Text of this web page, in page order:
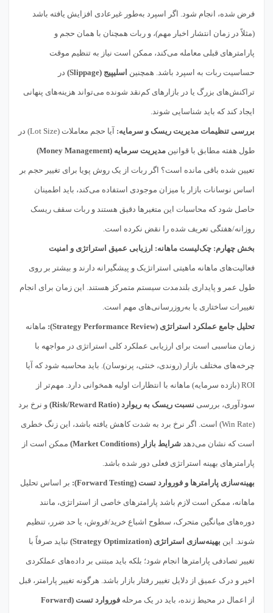
فرض شده، انجام شود. اگر اسپرد به‌طور غیرعادی افزایش یافته باشد
(مثلاً در زمان انتشار اخبار مهم)، و ربات همچنان با همان حجم و
پارامترهای قبلی معامله می‌کند، ممکن است نیاز به تنظیم موقت
حساسیت ربات به اسپرد باشد. همچنین اسلیپیج (Slippage) در
تراکنش‌های بزرگ یا در بازارهای کم‌نقد شونده می‌تواند هزینه‌های پنهانی
ایجاد کند که باید شناسایی شوند.
بررسی تنظیمات مدیریت ریسک و سرمایه: آیا حجم معاملات (Lot Size) در
طول هفته مطابق با قوانین مدیریت سرمایه (Money Management)
تعیین شده باقی مانده است؟ اگر ربات از یک روش پویا برای تغییر حجم بر
اساس نوسانات بازار یا میزان موجودی استفاده می‌کند، باید اطمینان
حاصل شود که محاسبات این متغیرها دقیق هستند و ربات سقف ریسک
روزانه/هفتگی تعریف شده را نقض نکرده است.
بخش چهارم: چک‌لیست ماهانه: ارزیابی عمیق استراتژی و امنیت
فعالیت‌های ماهانه ماهیتی استراتژیک و پیشگیرانه دارند و بیشتر بر روی
طول عمر و پایداری بلندمدت سیستم متمرکز هستند. این زمان برای انجام
تغییرات ساختاری یا به‌روزرسانی‌های مهم است.
تحلیل جامع عملکرد استراتژی (Strategy Performance Review): ماهانه
زمان مناسبی است برای ارزیابی عملکرد کلی استراتژی در مواجهه با
چرخه‌های مختلف بازار (روندی، خنثی، پرنوسان). باید محاسبه شود که آیا
ROI (بازده سرمایه) ماهانه با انتظارات اولیه همخوانی دارد. مهم‌تر از
سودآوری، بررسی نسبت ریسک به ریوارد (Risk/Reward Ratio) و نرخ برد
(Win Rate) است. اگر نرخ برد به شدت کاهش یافته باشد، این زنگ خطری
است که نشان می‌دهد شرایط بازار (Market Conditions) ممکن است از
پارامترهای بهینه استراتژی فعلی دور شده باشد.
بهینه‌سازی پارامترها و فوروارد تست (Forward Testing): بر اساس تحلیل
ماهانه، ممکن است لازم باشد پارامترهای خاصی از استراتژی، مانند
دوره‌های میانگین متحرک، سطوح اشباع خرید/فروش، یا حد ضرر، تنظیم
شوند. این بهینه‌سازی استراتژی (Strategy Optimization) نباید صرفاً با
تغییر تصادفی پارامترها انجام شود؛ بلکه باید مبتنی بر داده‌های عملکردی
اخیر و درک عمیق از دلایل تغییر رفتار بازار باشد. هرگونه تغییر پارامتر، قبل
از اعمال در محیط زنده، باید در یک مرحله فوروارد تست (Forward